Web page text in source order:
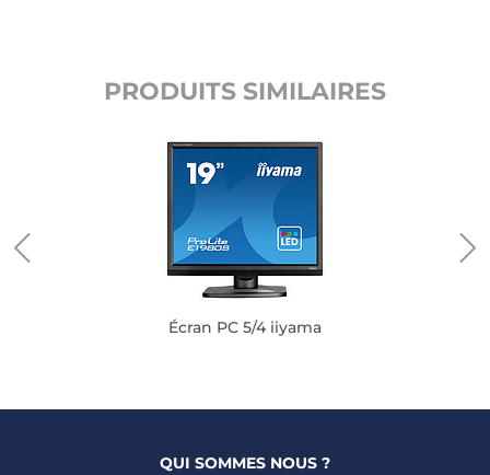
PRODUITS SIMILAIRES
Écran PC 5/4 iiyama
QUI SOMMES NOUS ?